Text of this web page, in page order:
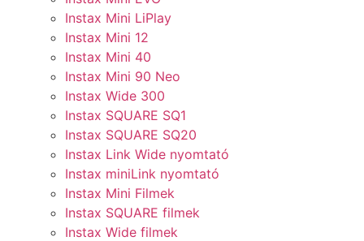
Instax Mini LiPlay
Instax Mini 12
Instax Mini 40
Instax Mini 90 Neo
Instax Wide 300
Instax SQUARE SQ1
Instax SQUARE SQ20
Instax Link Wide nyomtató
Instax miniLink nyomtató
Instax Mini Filmek
Instax SQUARE filmek
Instax Wide filmek